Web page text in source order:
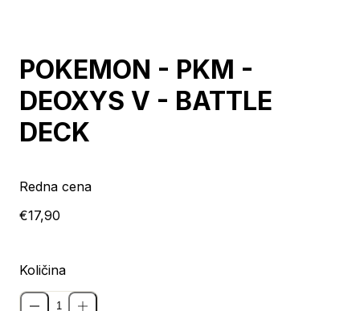
POKEMON - PKM -
DEOXYS V - BATTLE
DECK
Redna cena
€17,90
Količina